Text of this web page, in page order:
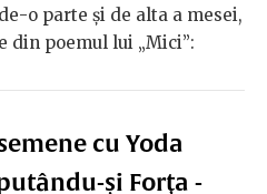
o parte și de alta a mesei,
din poemul lui „Mici”:
cu Yoda
și Forța -